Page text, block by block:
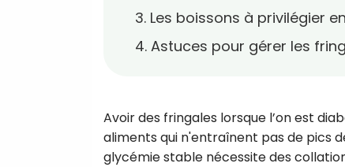
3. Les boissons à privilégier
4. Astuces pour gérer les
Avoir des fringales lorsque l’on est
aliments qui n'entraînent pas de pics
glycémie stable nécessite des